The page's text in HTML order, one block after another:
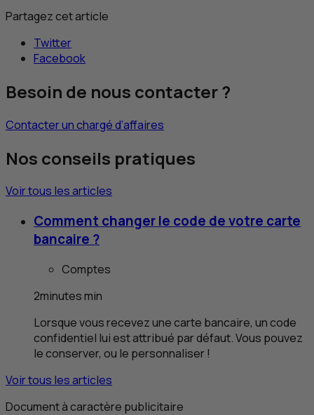
Partagez cet article
Twitter
Facebook
Besoin de nous contacter ?
Contacter un chargé d’affaires
Nos conseils pratiques
Voir tous les articles
Comment changer le code de votre carte
bancaire ?
Comptes
2minutesmin
Lorsque vous recevez une carte bancaire, un code
confidentiel lui est attribué par défaut. Vous pouvez
le conserver, ou le personnaliser !
Voir tous les articles
Document à caractère publicitaire